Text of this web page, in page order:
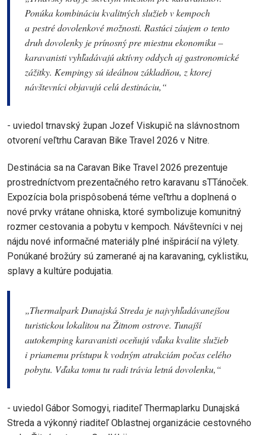
Ponúka kombináciu kvalitných služieb v kempoch
a pestré dovolenkové možnosti. Rastúci záujem o tento
druh dovolenky je prínosný pre miestnu ekonomiku –
karavanisti vyhľadávajú aktívny oddych aj gastronomické
zážitky. Kempingy sú ideálnou základňou, z ktorej
návštevníci objavujú celú destináciu,“
- uviedol trnavský župan Jozef Viskupič na slávnostnom
otvorení veľtrhu Caravan Bike Travel 2026 v Nitre.
Destinácia sa na Caravan Bike Travel 2026 prezentuje
prostredníctvom prezentačného retro karavanu sTTánoček.
Expozícia bola prispôsobená téme veľtrhu a doplnená o
nové prvky vrátane ohniska, ktoré symbolizuje komunitný
rozmer cestovania a pobytu v kempoch. Návštevníci v nej
nájdu nové informačné materiály plné inšpirácií na výlety.
Ponúkané brožúry sú zamerané aj na karavaning, cyklistiku,
splavy a kultúre podujatia.
„Thermalpark Dunajská Streda je najvyhľadávanejšou
turistickou lokalitou na Žitnom ostrove. Tunajší
autokemping karavanisti oceňujú vďaka kvalite služieb
i priamemu prístupu k vodným atrakciám počas celého
pobytu. Vďaka tomu tu radi trávia letnú dovolenku,“
- uviedol Gábor Somogyi, riaditeľ Thermaplarku Dunajská
Streda a výkonný riaditeľ Oblastnej organizácie cestovného